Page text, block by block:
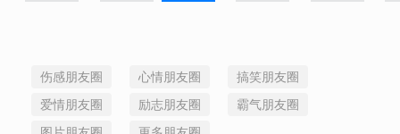
伤感朋友圈 心情朋友圈
搞笑朋友圈
爱情朋友圈
励志朋友圈
霸气朋友圈